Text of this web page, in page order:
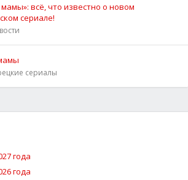
всё, что известно о новом
сериале!
сериалы
года
года